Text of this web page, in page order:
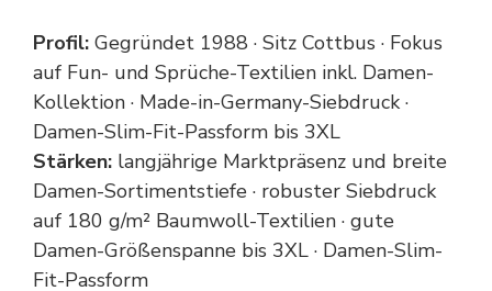
Profil: Gegründet 1988 · Sitz Cottbus · Fokus
auf Fun- und Sprüche-Textilien inkl. Damen-
Kollektion · Made-in-Germany-Siebdruck ·
Damen-Slim-Fit-Passform bis 3XL
Stärken: langjährige Marktpräsenz und breite
Damen-Sortimentstiefe · robuster Siebdruck
auf 180 g/m² Baumwoll-Textilien · gute
Damen-Größenspanne bis 3XL · Damen-Slim-
Fit-Passform